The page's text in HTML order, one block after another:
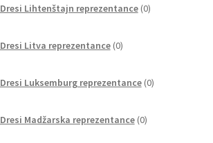
Dresi Lihtenštajn reprezentance 0izdelkov
Dresi Litva reprezentance 0izdelkov
Dresi Luksemburg reprezentance 0izdelkov
Dresi Madžarska reprezentance 0izdelkov